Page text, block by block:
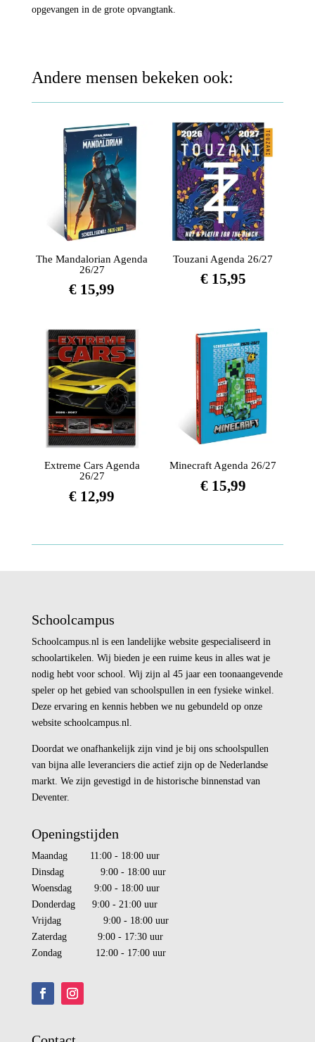
opgevangen in de grote opvangtank.
Andere mensen bekeken ook:
The Mandalorian Agenda
26/27
€ 15,99
Touzani Agenda 26/27
€15,95
Extreme Cars Agenda
26/27
€ 12,99
Minecraft Agenda 26/27
€15,99
Schoolcampus
Schoolcampus.nl is een landelijke website gespecialiseerd in
schoolartikelen. Wij bieden je een ruime keus in alles wat je
nodig hebt voor school. Wij zijn al 45 jaar een toonaangevende
speler op het gebied van schoolspullen in een fysieke winkel.
Deze ervaring en kennis hebben we nu gebundeld op onze
website schoolcampus.nl.
Doordat we onafhankelijk zijn vind je bij ons schoolspullen
van bijna alle leveranciers die actief zijn op de Nederlandse
markt. We zijn gevestigd in de historische binnenstad van
Deventer.
Openingstijden
Maandag 11:00 - 18:00 uur
Dinsdag 9:00 - 18:00 uur
Woensdag 9:00 - 18:00 uur
Donderdag 9:00 - 21:00 uur
Vrijdag 9:00 - 18:00 uur
Zaterdag 9:00 - 17:30 uur
Zondag 12:00 - 17:00 uur